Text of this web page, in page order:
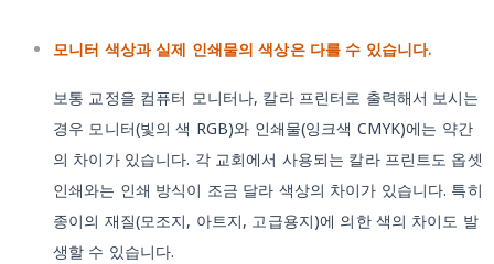
모니터 색상과 실제 인쇄물의 색상은 다를 수 있습니다.
보통 교정을 컴퓨터 모니터나, 칼라 프린터로 출력해서 보시는
경우 모니터(빛의 색 RGB)와 인쇄물(잉크색 CMYK)에는 약간
의 차이가 있습니다. 각 교회에서 사용되는 칼라 프린트도 옵셋
인쇄와는 인쇄 방식이 조금 달라 색상의 차이가 있습니다. 특히
종이의 재질(모조지, 아트지, 고급용지)에 의한 색의 차이도 발
생할 수 있습니다.